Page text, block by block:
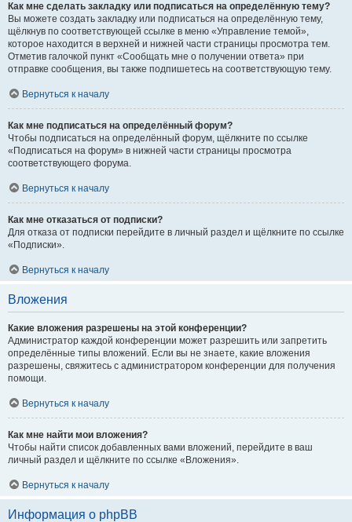
Как мне сделать закладку или подписаться на определённую тему?
Вы можете создать закладку или подписаться на определённую тему,
щёлкнув по соответствующей ссылке в меню «Управление темой»,
которое находится в верхней и нижней части страницы просмотра тем.
Отметив галочкой пункт «Сообщать мне о получении ответа» при
отправке сообщения, вы также подпишетесь на соответствующую тему.
Вернуться к началу
Как мне подписаться на определённый форум?
Чтобы подписаться на определённый форум, щёлкните по ссылке
«Подписаться на форум» в нижней части страницы просмотра
соответствующего форума.
Вернуться к началу
Как мне отказаться от подписки?
Для отказа от подписки перейдите в личный раздел и щёлкните по ссылке
«Подписки».
Вернуться к началу
Вложения
Какие вложения разрешены на этой конференции?
Администратор каждой конференции может разрешить или запретить
определённые типы вложений. Если вы не знаете, какие вложения
разрешены, свяжитесь с администратором конференции для получения
помощи.
Вернуться к началу
Как мне найти мои вложения?
Чтобы найти список добавленных вами вложений, перейдите в ваш
личный раздел и щёлкните по ссылке «Вложения».
Вернуться к началу
Информация о phpBB